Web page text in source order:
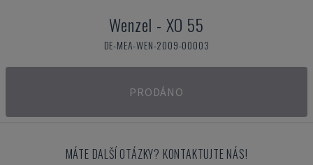
Wenzel - XO 55
DE-MEA-WEN-2009-00003
PRODÁNO
MÁTE DALŠÍ OTÁZKY? KONTAKTUJTE NÁS!